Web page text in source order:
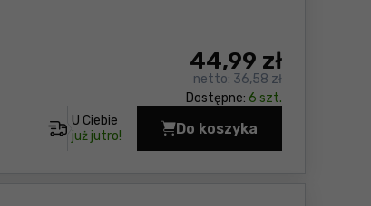
44,99 zł
netto: 36,58 zł
Dostępne: 6 szt.
U Ciebie
już jutro!
Do koszyka
Listwa zasilająca